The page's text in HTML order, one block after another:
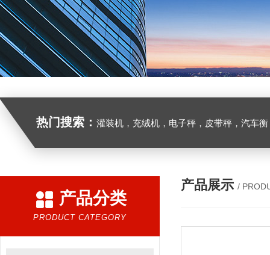
热门搜索： 灌装机，充绒机，电子秤，皮带秤，汽车
产品分类
PRODUCT CATEGORY
产品展示 /